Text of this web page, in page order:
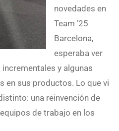
novedades en
Team ’25
Barcelona,
esperaba ver
y algunas
en sus productos. Lo que vi
una reinvención de
de trabajo en los